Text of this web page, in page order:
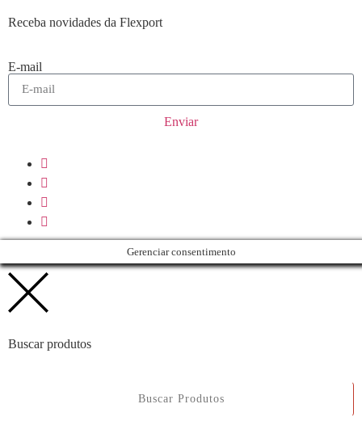
Receba novidades da Flexport
E-mail
Enviar
Gerenciar consentimento
Buscar produtos